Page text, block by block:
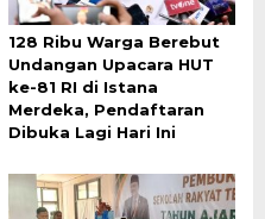
128 Ribu Warga Berebut
Undangan Upacara HUT
ke-81 RI di Istana
Merdeka, Pendaftaran
Dibuka Lagi Hari Ini